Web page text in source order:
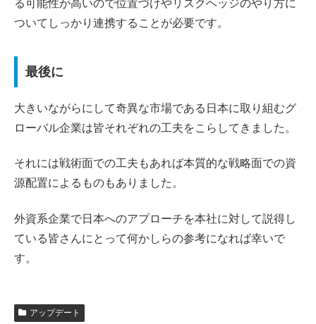
る可能性が高いので位置づけやリスクヘッジのやり方に
ついてしっかり連携することが必要です。
最後に
大きいながらにして奇異な市場である日本に取り組むグ
ローバル企業は皆それぞれの工夫をこらしてきました。
それには戦術面での工夫もあれば本質的な戦略面での資
源配置によるものもありました。
外資系企業で日本へのアプローチを本社に対して説得し
ている皆さんにとって何かしらの参考になれば幸いで
す。
アップデート